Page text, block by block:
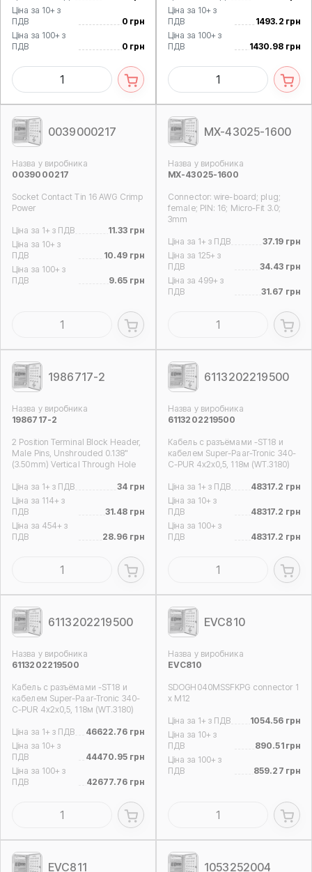
Ціна за 10+ з
ПДВ
0 грн
Ціна за 100+ з
ПДВ
0 грн
Ціна за 10+ з
ПДВ
1493.2 грн
Ціна за 100+ з
ПДВ
1430.98 грн
0039000217
Назва у виробника
0039000217
Socket Contact Tin 16 AWG Crimp
Power
Ціна за 1+ з ПДВ
11.33 грн
Ціна за 10+ з
ПДВ
10.49 грн
Ціна за 100+ з
ПДВ
9.65 грн
MX-43025-1600
Назва у виробника
MX-43025-1600
Connector: wire-board; plug;
female; PIN: 16; Micro-Fit 3.0;
3mm
Ціна за 1+ з ПДВ
37.19 грн
Ціна за 125+ з
ПДВ
34.43 грн
Ціна за 499+ з
ПДВ
31.67 грн
1986717-2
Назва у виробника
1986717-2
2 Position Terminal Block Header,
Male Pins, Unshrouded 0.138"
(3.50mm) Vertical Through Hole
Ціна за 1+ з ПДВ
34 грн
Ціна за 114+ з
ПДВ
31.48 грн
Ціна за 454+ з
ПДВ
28.96 грн
6113202219500
Назва у виробника
6113202219500
Кабель с разъёмами -ST18 и
кабелем Super-Paar-Tronic 340-
C-PUR 4x2x0,5, 118м (WT.3180)
Ціна за 1+ з ПДВ
48317.2 грн
Ціна за 10+ з
ПДВ
48317.2 грн
Ціна за 100+ з
ПДВ
48317.2 грн
6113202219500
Назва у виробника
6113202219500
Кабель с разъёмами -ST18 и
кабелем Super-Paar-Tronic 340-
C-PUR 4x2x0,5, 118м (WT.3180)
Ціна за 1+ з ПДВ
46622.76 грн
Ціна за 10+ з
ПДВ
44470.95 грн
Ціна за 100+ з
ПДВ
42677.76 грн
EVC810
Назва у виробника
EVC810
SDOGH040MSSFKPG connector 1
x M12
Ціна за 1+ з ПДВ
1054.56 грн
Ціна за 10+ з
ПДВ
890.51 грн
Ціна за 100+ з
ПДВ
859.27 грн
EVC811 1053252004